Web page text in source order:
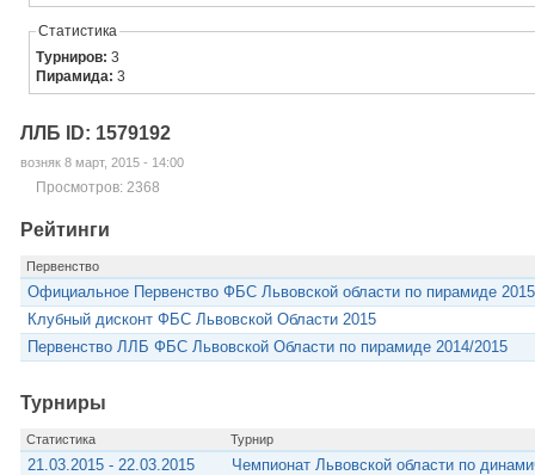
Статистика
Турниров:3
Пирамида:3
ЛЛБ ID: 1579192
возняк 8 март, 2015 - 14:00
Просмотров: 2368
Рейтинги
Первенство
Официальное Первенство ФБС Львовской области по пирамиде 2015
Клубный дисконт ФБС Львовской Области 2015
Первенство ЛЛБ ФБС Львовской Области по пирамиде 2014/2015
Турниры
Статистика Турнир
21.03.2015 - 22.03.2015
Чемпионат Львовской области по